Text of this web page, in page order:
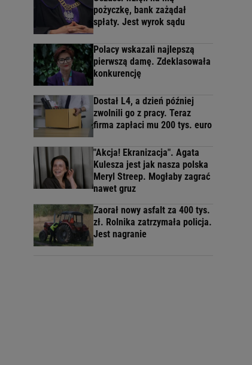
pożyczkę, bank zażądał
spłaty. Jest wyrok sądu
Polacy wskazali najlepszą
pierwszą damę. Zdeklasowała
konkurencję
Dostał L4, a dzień później
zwolnili go z pracy. Teraz
firma zapłaci mu 200 tys. euro
"Akcja! Ekranizacja". Agata
Kulesza jest jak nasza polska
Meryl Streep. Mogłaby zagrać
nawet gruz
Zaorał nowy asfalt za 400 tys.
zł. Rolnika zatrzymała policja.
Jest nagranie